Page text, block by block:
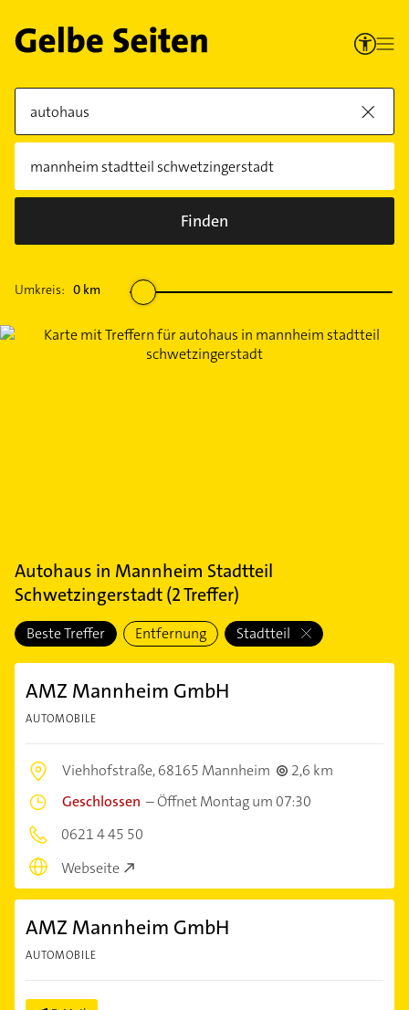
Finden
Umkreis: 0 km
Autohaus in Mannheim Stadtteil
Schwetzingerstadt(2Treffer)
Beste Treffer Entfernung Stadtteil
AMZ Mannheim GmbH
AUTOMOBILE
Viehhofstraße,68165 Mannheim
2,6 km
Geschlossen –Öffnet Montag um 07:30
0621 4 45 50
Webseite
AMZ Mannheim GmbH
AUTOMOBILE